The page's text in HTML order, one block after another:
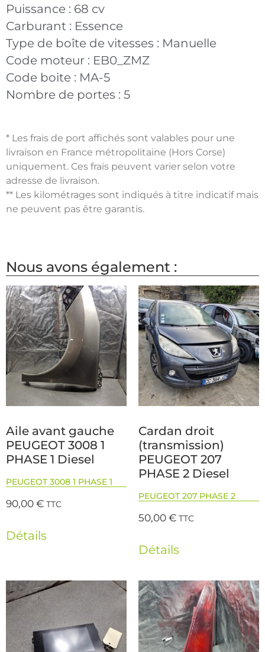
Puissance : 68 cv
Carburant : Essence
Type de boîte de vitesses : Manuelle
Code moteur : EB0_ZMZ
Code boite : MA-5
Nombre de portes : 5
* Les frais de port affichés sont valables pour une
livraison en France métropolitaine (Hors Corse)
uniquement. Ces frais peuvent varier selon votre
adresse de livraison.
** Les kilométrages sont indiqués à titre indicatif mais
ne peuvent pas être garantis.
Nous avons également :
Aile avant gauche
PEUGEOT 3008 1
PHASE 1 Diesel
PEUGEOT 3008 1 PHASE 1
90,00€ TTC
Détails
Cardan droit
(transmission)
PEUGEOT 207
PHASE 2 Diesel
PEUGEOT 207 PHASE 2
50,00€ TTC
Détails